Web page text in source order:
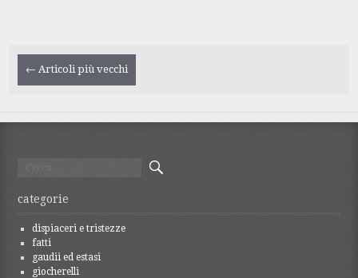
Navigazione
articolo
← Articoli più vecchi
per:
categorie
dispiaceri e tristezze
fatti
gaudii ed estasi
giocherelli